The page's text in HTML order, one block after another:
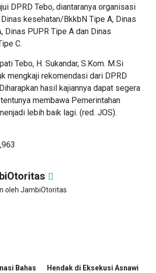
DPRD Tebo, diantaranya organisasi
kesehatan/BkkbN Tipe A, Dinas
Dinas PUPR Tipe A dan Dinas
C.
Tebo, H. Sukandar, S.Kom. M.Si
mengkaji rekomendasi dari DPRD
hasil kajiannya dapat segera
membawa Pemerintahan
lebih baik lagi. (red. JOS).
oleh JambiOtoritas
Bahas
Hendak di Eksekusi Asnawi